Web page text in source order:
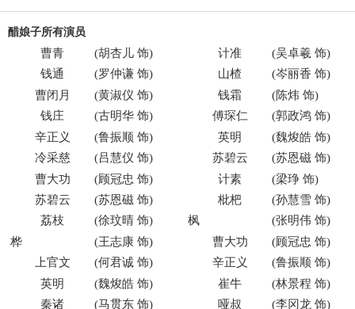
醋娘子所有演员
曹青 (胡杏儿饰) 计准 (吴卓羲 饰)
钱通
(罗仲谦饰) 山楂 (岑丽香 饰)
曹闭月
(黄淑仪 饰) 钱霜 (陈炜饰)
钱庄
(古明华饰) 傅琛仁 (郭政鸿饰)
辛正义
(鲁振顺 饰) 英明 (魏焌皓饰)
冷采慈
(吕慧仪 饰) 苏碧云 (苏恩磁饰)
曹大功
(顾冠忠 饰) 计素 (梁琤饰)
苏碧云
(苏恩磁饰) 枇杷 (孙慧雪 饰)
荔枝
(徐玟晴饰) 枫
(张明伟 饰)
桦
(王志康 饰) 曹大功 (顾冠忠 饰)
上官文
(何君诚饰) 辛正义 (鲁振顺 饰)
英明
(魏焌皓饰) 崔牛 (林景程 饰)
秦诸
(马贯东饰) 哑叔 (李冈龙饰)